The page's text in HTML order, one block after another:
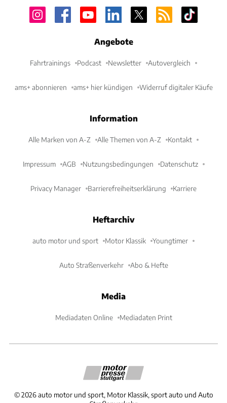
Angebote
Fahrtrainings Podcast Newsletter Autovergleich
ams+ abonnieren ams+ hier kündigen Widerruf digitaler Käufe
Information
Alle Marken von A-Z Alle Themen von A-Z Kontakt
Impressum AGB Nutzungsbedingungen Datenschutz
Privacy Manager Barrierefreiheitserklärung Karriere
Heftarchiv
auto motor und sport Motor Klassik Youngtimer
Auto Straßenverkehr Abo & Hefte
Media
Mediadaten Online Mediadaten Print
©2026 auto motor und sport, Motor Klassik, sport auto und Auto